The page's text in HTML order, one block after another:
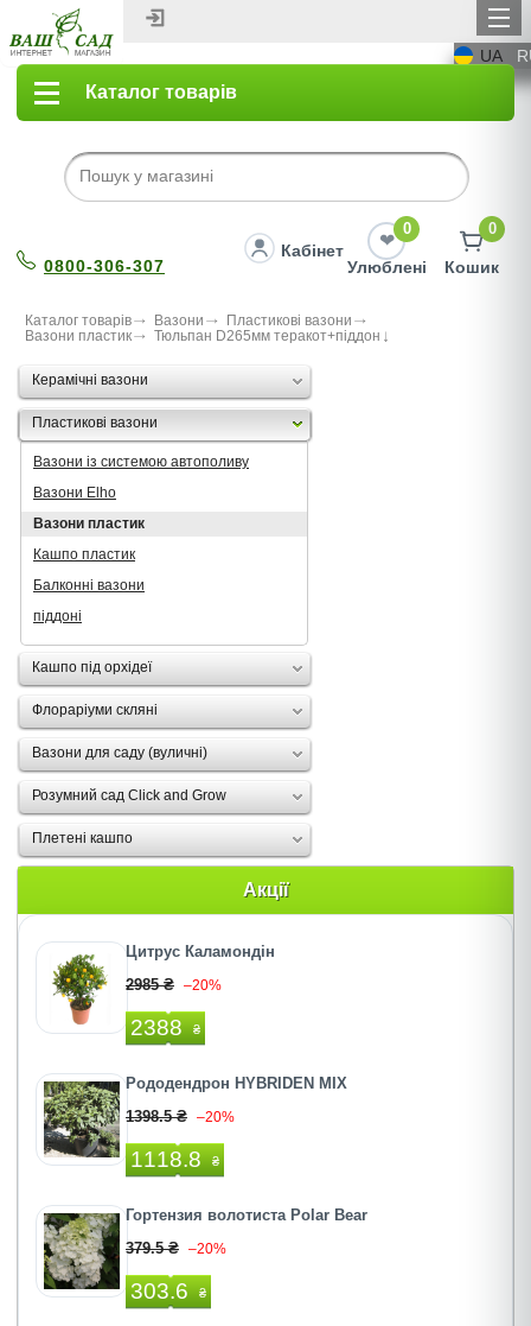
UA
Каталог товарів
0800-306-307
Кабінет
0
Улюблені
0
Кошик
Каталог товарів Вазони
Пластикові вазони
Вазони пластик
Тюльпан D265мм теракот+піддон
Керамічні вазони
Пластикові вазони
Вазони із системою автополиву
Вазони Elho
Вазони пластик
Кашпо пластик
Балконні вазони
піддоні
Кашпо під орхідеї
Флораріуми скляні
Вазони для саду (вуличні)
Розумний сад Click and Grow
Плетені кашпо
Акції
Цитрус Каламондiн
2985 ₴ –20%
2388 ₴
Рододендрон HYBRIDEN MIX
1398.5 ₴ –20%
1118.8 ₴
Гортензия волотиста Polar Bear
379.5 ₴ –20%
303.6 ₴